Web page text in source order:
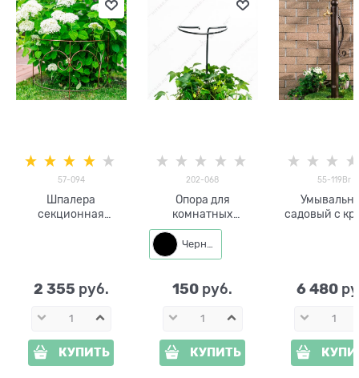
57-094
Шпалера
секционная
2 355 руб.
КУПИТЬ
202-068
Опора для
комнатных
растений 202-068
h=30 см
Черный
150 руб.
КУПИТЬ
55-119Br
садовый с
6 480